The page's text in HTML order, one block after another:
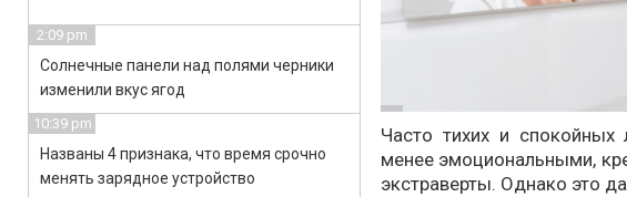
Часто тихих и
менее эмоциональными,
экстраверты. Однако это
2:09 pm
Солнечные панели над полями черники
изменили вкус ягод
10:39 pm
Названы 4 признака, что время срочно
менять зарядное устройство